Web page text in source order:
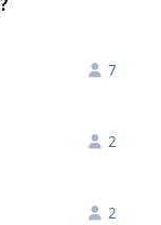
7
2
2